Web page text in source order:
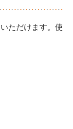
ただけます。使